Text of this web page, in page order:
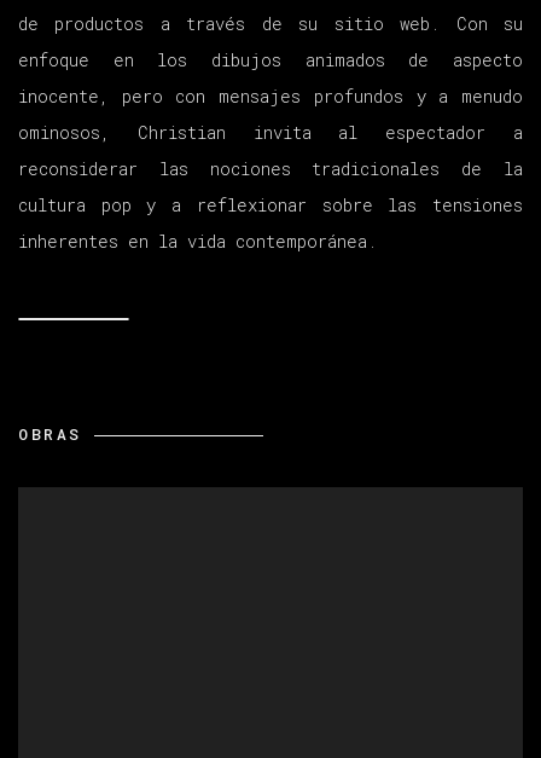
de productos a través de su sitio web. Con su
enfoque en los dibujos animados de aspecto
inocente, pero con mensajes profundos y a menudo
ominosos, Christian invita al espectador a
reconsiderar las nociones tradicionales de la
cultura pop y a reflexionar sobre las tensiones
inherentes en la vida contemporánea.
OBRAS